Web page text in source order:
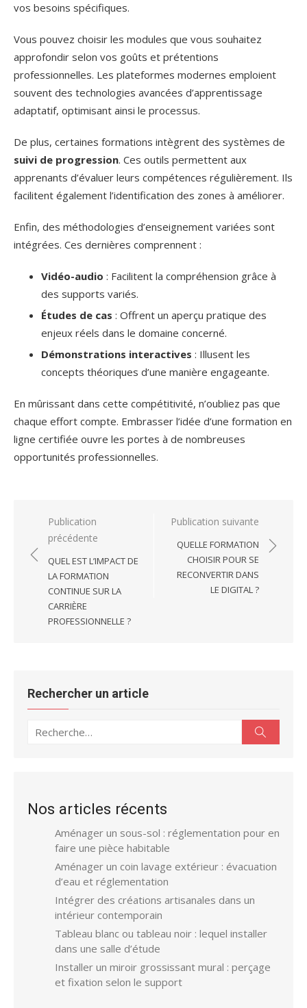
vos besoins spécifiques.
Vous pouvez choisir les modules que vous souhaitez
approfondir selon vos goûts et prétentions
professionnelles. Les plateformes modernes emploient
souvent des technologies avancées d’apprentissage
adaptatif, optimisant ainsi le processus.
De plus, certaines formations intègrent des systèmes de
suivi de progression. Ces outils permettent aux
apprenants d’évaluer leurs compétences régulièrement. Ils
facilitent également l’identification des zones à améliorer.
Enfin, des méthodologies d’enseignement variées sont
intégrées. Ces dernières comprennent :
Vidéo-audio : Facilitent la compréhension grâce à
des supports variés.
Études de cas : Offrent un aperçu pratique des
enjeux réels dans le domaine concerné.
Démonstrations interactives : Illusent les
concepts théoriques d’une manière engageante.
En mûrissant dans cette compétitivité, n’oubliez pas que
chaque effort compte. Embrasser l’idée d’une formation en
ligne certifiée ouvre les portes à de nombreuses
opportunités professionnelles.
Navigation
l’article
Publication
précédente
QUEL EST L’IMPACT DE
LA FORMATION
CONTINUE SUR LA
CARRIÈRE
PROFESSIONNELLE ?
Publication suivante
QUELLE FORMATION
CHOISIR POUR SE
RECONVERTIR DANS
LE DIGITAL ?
Rechercher un article
Recherche
Nos articles récents
Aménager un sous-sol : réglementation pour en
faire une pièce habitable
Aménager un coin lavage extérieur : évacuation
d’eau et réglementation
Intégrer des créations artisanales dans un
intérieur contemporain
Tableau blanc ou tableau noir : lequel installer
dans une salle d’étude
Installer un miroir grossissant mural : perçage
et fixation selon le support